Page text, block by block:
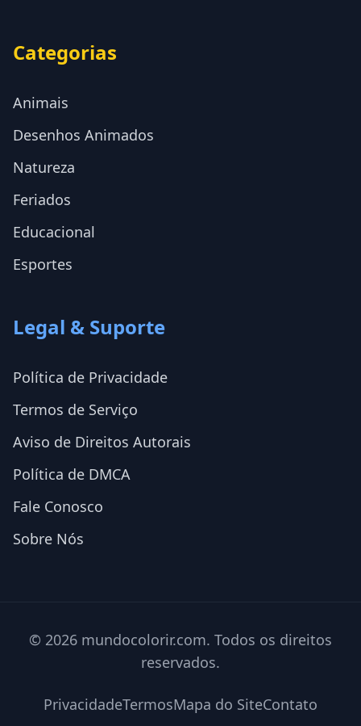
Categorias
Animais
Desenhos Animados
Natureza
Feriados
Educacional
Esportes
Legal & Suporte
Política de Privacidade
Termos de Serviço
Aviso de Direitos Autorais
Política de DMCA
Fale Conosco
Sobre Nós
© 2026 mundocolorir.com. Todos os direitos
reservados.
PrivacidadeTermosMapa do SiteContato